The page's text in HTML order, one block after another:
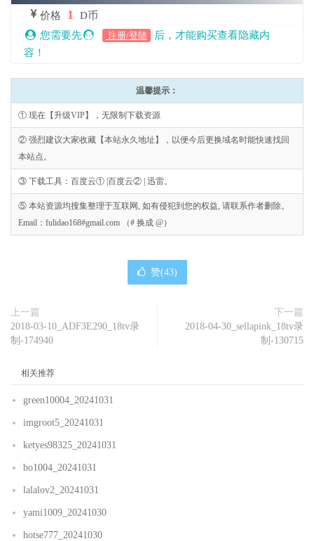
价格 1
D币
您需要先
注册/登陆
后，才能购买查看隐藏内
容！
温馨提示：
① 现在【升级VIP】，无限制下载资源
② 强烈建议大家收藏【本站永久地址】，以便今后更换域名时能快速找回
本站点。
③ 下载工具：百度云① |百度云② | 迅雷。
⑤ 本站资源均搜集整理于互联网, 如有侵犯到您的权益, 请联系作者删除。
Email：fulidao168#gmail.com （# 换成 @）
赞(43)
上一篇
2018-03-10_ADF3E290_18tv录
制-174940
下一篇
2018-04-30_sellapink_18tv录
制-130715
相关推荐
green10004_20241031
imgroot5_20241031
ketyes98325_20241031
bo1004_20241031
lalalov2_20241031
yami1009_20241030
hotse777_20241030